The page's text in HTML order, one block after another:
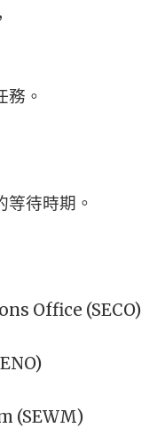
務。
待時期。
Office (SECO)
(SEWM)